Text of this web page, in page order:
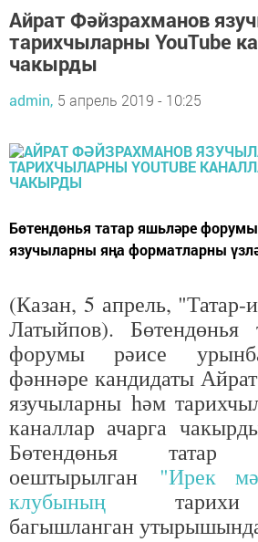
Айрат Фәйзрахманов
тарихчыларны YouTube
чакырды
admin, 5 апрель 2019 - 10:25
Бөтендөнья татар яшьләре
язучыларны яңа форматларны
(Казан, 5 апрель,
Латыйпов). Бөтендөнья
форумы рәисе
фәннәре кандидаты
язучыларны һәм
каналлар ачарга
Бөтендөнья татар
оештырылган "Ирек
клубының тарихи
багышланган